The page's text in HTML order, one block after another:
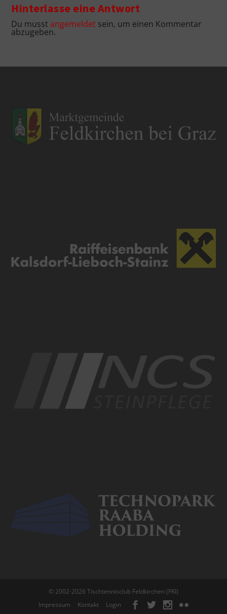
Hinterlasse eine Antwort
Du musst angemeldet sein, um einen Kommentar
abzugeben.
© 2002-2026 Tischtennisclub Feldkirchen (FKI)
Impressum
Kontakt Login